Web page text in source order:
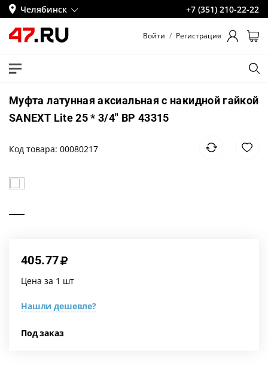
Челябинск +7 (351) 210-22-22
Войти / Регистрация
Муфта латунная аксиальная с накидной гайкой
SANEXT Lite 25 * 3/4" ВР 43315
Код товара: 00080217
405.77
Нашли дешевле?
Цена за 1 шт
Под заказ